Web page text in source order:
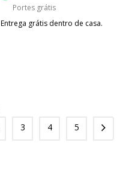
Portes grátis
Entrega grátis dentro de casa.
3 4 5